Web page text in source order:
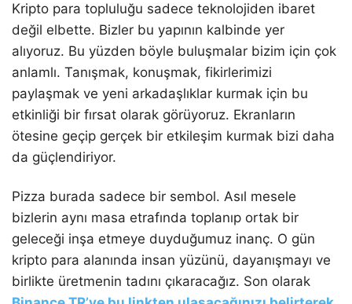
Kripto para topluluğu sadece teknolojiden ibaret
değil elbette. Bizler bu yapının kalbinde yer
alıyoruz. Bu yüzden böyle buluşmalar bizim için çok
anlamlı. Tanışmak, konuşmak, fikirlerimizi
paylaşmak ve yeni arkadaşlıklar kurmak için bu
etkinliği bir fırsat olarak görüyoruz. Ekranların
ötesine geçip gerçek bir etkileşim kurmak bizi daha
da güçlendiriyor.
Pizza burada sadece bir sembol. Asıl mesele
bizlerin aynı masa etrafında toplanıp ortak bir
geleceği inşa etmeye duyduğumuz inanç. O gün
kripto para alanında insan yüzünü, dayanışmayı ve
birlikte üretmenin tadını çıkaracağız. Son olarak